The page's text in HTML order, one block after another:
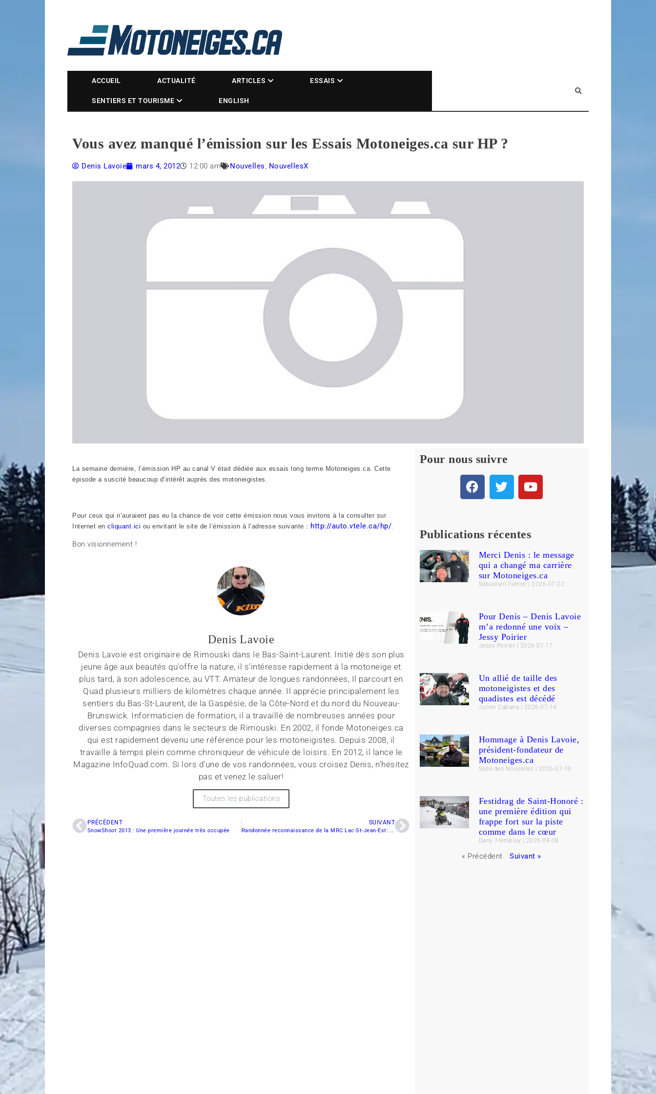
Magazine Motoneiges.ca
ACCUEIL ACTUALITÉ ARTICLES ESSAIS
SENTIERS ET TOURISME ENGLISH
Vous avez manqué l’émission sur les Essais Motoneiges.ca sur HP ?
Denis Lavoie mars 4, 2012 12:00 am Nouvelles, NouvellesX
La semaine dernière, l’émission HP au canal V était dédiée aux essais long terme Motoneiges.ca. Cette
épisode a suscité beaucoup d’intérêt auprès des motoneigistes.
Pour ceux qui n’auraient pas eu la chance de voir cette émission nous vous invitons à la consulter sur
Internet encliquant ici ou envitant le site de l’émission à l’adresse suivante : http://auto.vtele.ca/hp/
Bon visionnement !
Denis Lavoie
Denis Lavoie est originaire de Rimouski dans le Bas-Saint-Laurent. Initié dès son plus
jeune âge aux beautés qu'offre la nature, il s'intéresse rapidement à la motoneige et
plus tard, à son adolescence, au VTT. Amateur de longues randonnées, Il parcourt en
Quad plusieurs milliers de kilomètres chaque année. Il apprécie principalement les
sentiers du Bas-St-Laurent, de la Gaspésie, de la Côte-Nord et du nord du Nouveau-
Brunswick. Informaticien de formation, il a travaillé de nombreuses années pour
diverses compagnies dans le secteurs de Rimouski. En 2002, il fonde Motoneiges.ca
qui est rapidement devenu une référence pour les motoneigistes. Depuis 2008, il
travaille à temps plein comme chroniqueur de véhicule de loisirs. En 2012, il lance le
Magazine InfoQuad.com. Si lors d'une de vos randonnées, vous croisez Denis, n'hésitez
pas et venez le saluer!
Toutes les publications
PRÉCÉDENT
SnowShoot 2013 : Une première journée très occupée
SUIVANT
Randonnée reconnaissance de la MRC Lac-St-Jean-Est: une balade de rêve !
Pour nous suivre
Publications récentes
Merci Denis : le message
qui a changé ma carrière
sur Motoneiges.ca
Sébastien Ferron 2026-07-22
Pour Denis – Denis Lavoie
m’a redonné une voix –
Jessy Poirier
Jessy Poirier 2026-07-17
Un allié de taille des
motoneigistes et des
quadistes est décédé
Julien Cabana 2026-07-14
Hommage à Denis Lavoie,
président-fondateur de
Motoneiges.ca
Salle des Nouvelles 2026-07-10
Festidrag de Saint-Honoré :
une première édition qui
frappe fort sur la piste
comme dans le cœur
Dany Tremblay 2026-04-08
« Précédent Suivant »